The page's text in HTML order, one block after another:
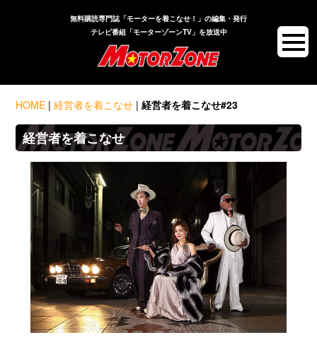
無料購読専門誌「モーターを着こなせ！」の編集・発行
テレビ番組「モーターゾーンTV」を放送中
HOME |経営者を着こなせ |経営者を着こなせ#23
経営者を着こなせ